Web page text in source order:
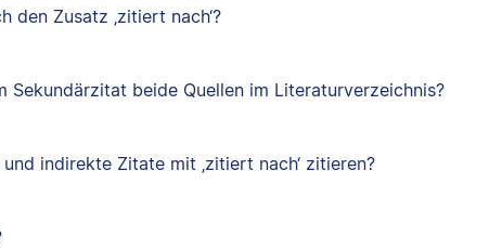
den Zusatz ‚zitiert nach‘?
Sekundärzitat beide Quellen im Literaturverzeichnis?
indirekte Zitate mit ‚zitiert nach‘ zitieren?